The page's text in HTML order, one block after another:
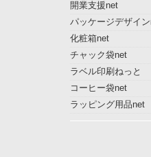
開業支援net
パッケージデザイ
化粧箱net
チャック袋net
ラベル印刷ねっと
コーヒー袋net
ラッピング用品net